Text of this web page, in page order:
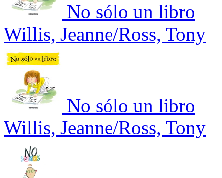
No sólo un libro
Willis, Jeanne/Ross, Tony
No sólo un libro
Willis, Jeanne/Ross, Tony